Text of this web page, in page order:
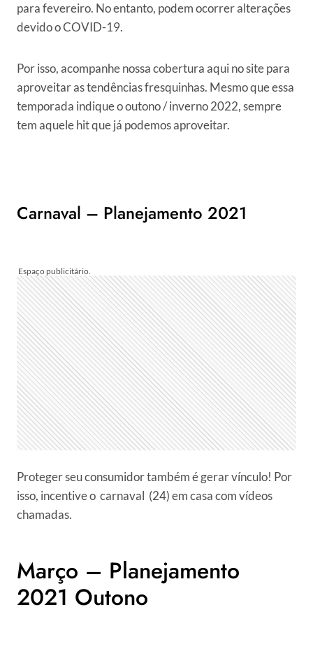
para fevereiro. No entanto, podem ocorrer alterações
devido o COVID-19.
Por isso, acompanhe nossa cobertura aqui no site para
aproveitar as tendências fresquinhas. Mesmo que essa
temporada indique o outono / inverno 2022, sempre
tem aquele hit que já podemos aproveitar.
Carnaval – Planejamento 2021
Proteger seu consumidor também é gerar vínculo! Por
isso, incentive o carnaval (24) em casa com vídeos
chamadas.
Março – Planejamento
2021 Outono